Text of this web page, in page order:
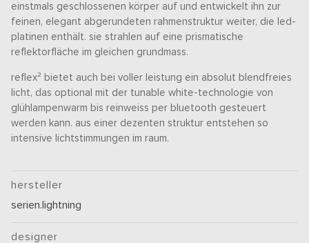
einstmals geschlossenen körper auf und entwickelt ihn zur
feinen, elegant abgerundeten rahmenstruktur weiter, die led-
platinen enthält. sie strahlen auf eine prismatische
reflektorfläche im gleichen grundmass.
reflex² bietet auch bei voller leistung ein absolut blendfreies
licht, das optional mit der tunable white-technologie von
glühlampenwarm bis reinweiss per bluetooth gesteuert
werden kann. aus einer dezenten struktur entstehen so
intensive lichtstimmungen im raum.
hersteller
serien.lightning
designer